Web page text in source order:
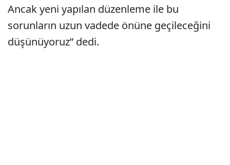
Ancak yeni yapılan düzenleme ile bu
sorunların uzun vadede önüne geçileceğini
düşünüyoruz” dedi.